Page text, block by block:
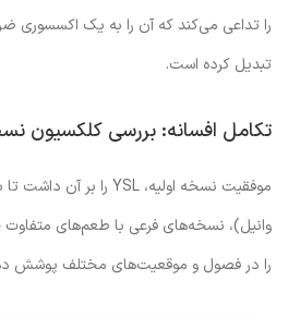
را تداعی می‌کند که آن را به یک اکسسوری
تبدیل کرده است.
تکامل افسانه: بررسی کلکسیون
وانیل)، نسخه‌های فرعی با طعم‌های
را در فصول و موقعیت‌های مختلف پوشش